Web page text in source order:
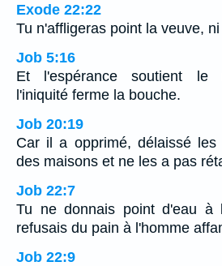
Exode 22:22
Tu n'affligeras point la veuve,
Job 5:16
Et l'espérance soutient le
l'iniquité ferme la bouche.
Job 20:19
Car il a opprimé, délaissé
des maisons et ne les a pas
Job 22:7
Tu ne donnais point d'eau à
refusais du pain à l'homme
Job 22:9